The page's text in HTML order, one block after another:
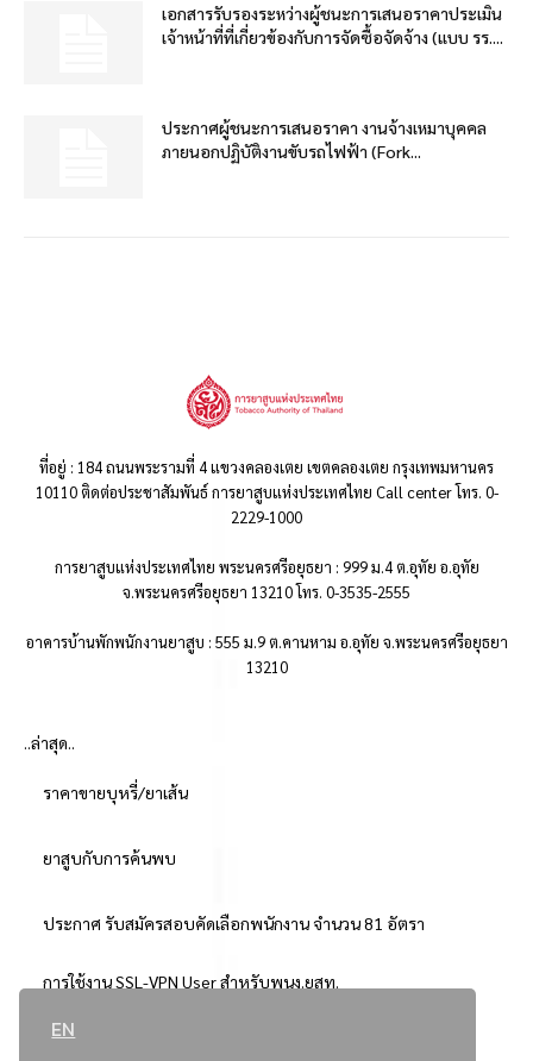
EN
เอกสารรับรองระหว่างผู้ชนะการเสนอราคาประเมิน
เจ้าหน้าที่ที่เกี่ยวข้องกับการจัดซื้อจัดจ้าง (แบบ รร....
ประกาศผู้ชนะการเสนอราคา งานจ้างเหมาบุคคล
ภายนอกปฏิบัติงานขับรถไฟฟ้า (Fork...
ที่อยู่ : 184 ถนนพระรามที่ 4 แขวงคลองเตย เขตคลองเตย กรุงเทพมหานคร
10110 ติดต่อประชาสัมพันธ์ การยาสูบแห่งประเทศไทย Call center โทร. 0-
2229-1000
การยาสูบแห่งประเทศไทย พระนครศรีอยุธยา : 999 ม.4 ต.อุทัย อ.อุทัย
จ.พระนครศรีอยุธยา 13210 โทร. 0-3535-2555
อาคารบ้านพักพนักงานยาสูบ : 555 ม.9 ต.คานหาม อ.อุทัย จ.พระนครศรีอยุธยา
13210
..ล่าสุด..
ราคาขายบุหรี่/ยาเส้น
ยาสูบกับการค้นพบ
ประกาศ รับสมัครสอบคัดเลือกพนักงาน จำนวน 81 อัตรา
การใช้งาน SSL-VPN User สำหรับพนง.ยสท.
..ยอดนิยม..